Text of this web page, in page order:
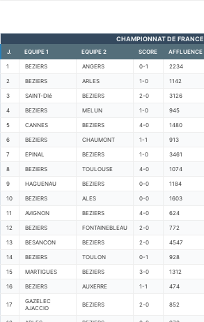
CHAMPIONNAT DE FRANCE
J. EQUIPE 1 EQUIPE 2 SCORE AFFLUENCE
1 BEZIERS ANGERS 0-1 2234
2 BEZIERS ARLES 1-0 1142
3 SAINT-DIé BEZIERS 2-0 3126
4 BEZIERS MELUN 1-0 945
5 CANNES BEZIERS 4-0 1480
6 BEZIERS CHAUMONT 1-1 913
7 EPINAL BEZIERS 1-0 3461
8 BEZIERS TOULOUSE 4-0 1074
9 HAGUENAU BEZIERS 0-0 1184
10 BEZIERS ALES 0-0 1603
11 AVIGNON BEZIERS 4-0 624
12 BEZIERS FONTAINEBLEAU 2-0 772
13 BESANCON BEZIERS 2-0 4547
14 BEZIERS TOULON 0-1 928
15 MARTIGUES BEZIERS 3-0 1312
16 BEZIERS AUXERRE 1-1 474
17
GAZELEC
AJACCIO
BEZIERS 2-0 852